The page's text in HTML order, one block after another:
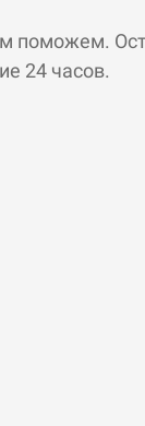
поможем.
24 часов.